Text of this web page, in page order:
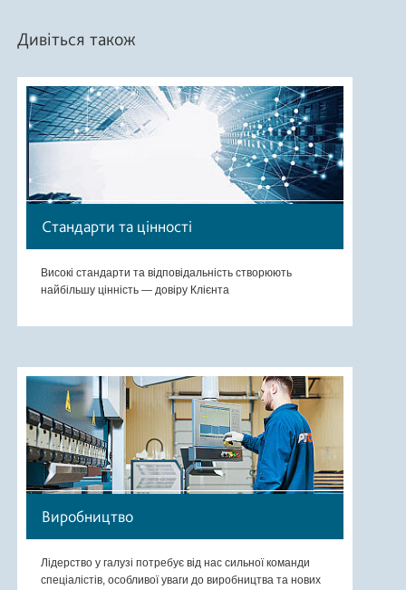
Дивіться також
Стандарти та цінності
Високі стандарти та відповідальність створюють
найбільшу цінність — довіру Клієнта
Виробництво
Лідерство у галузі потребує від нас сильної команди
спеціалістів, особливої уваги до виробництва та нових